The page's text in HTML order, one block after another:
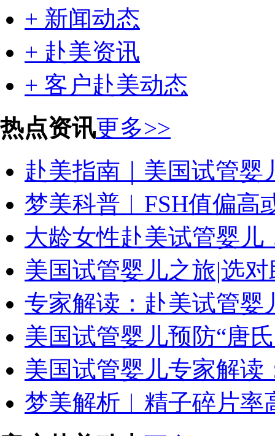
+ 新闻动态
+ 赴美资讯
+ 客户赴美动态
热点资讯更多>>
赴美指南｜美国试管婴
梦美科普︱FSH值偏高
大龄女性赴美试管婴儿
美国试管婴儿之旅|选
专家解读：赴美试管婴
美国试管婴儿预防“唐
美国试管婴儿专家解读
梦美解析︱精子碎片率